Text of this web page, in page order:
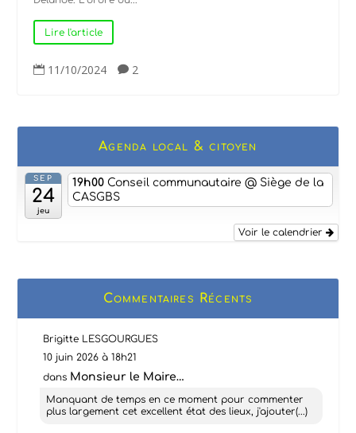
Lire l'article
 11/10/2024  2
Agenda local & citoyen
SEP
24
jeu
19h00Conseil communautaire@ Siège de la
CASGBS
Voir le calendrier
Commentaires Récents
Brigitte LESGOURGUES
10 juin 2026 à 18h21
dans Monsieur le Maire…
Manquant de temps en ce moment pour commenter
plus largement cet excellent état des lieux, j'ajouter(...)